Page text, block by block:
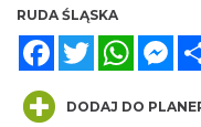
RUDA ŚLĄSKA
FacebookTwitter
DODAJ DO